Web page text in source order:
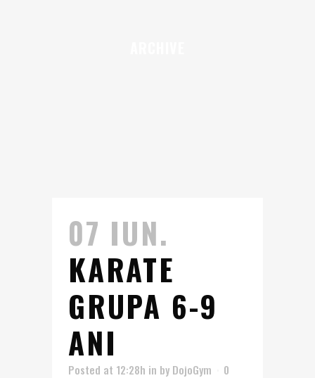
07 IUN.
KARATE
GRUPA 6-9
ANI
Posted at 12:28h in by DojoGym
0